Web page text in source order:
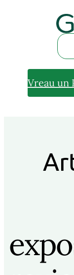
Vreau un